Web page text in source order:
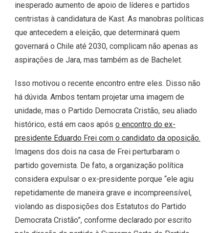
inesperado aumento de apoio de líderes e partidos
centristas à candidatura de Kast. As manobras políticas
que antecedem a eleição, que determinará quem
governará o Chile até 2030, complicam não apenas as
aspirações de Jara, mas também as de Bachelet.
Isso motivou o recente encontro entre eles. Disso não
há dúvida. Ambos tentam projetar uma imagem de
unidade, mas o Partido Democrata Cristão, seu aliado
histórico, está em caos após o encontro do ex-
presidente Eduardo Frei com o candidato da oposição.
Imagens dos dois na casa de Frei perturbaram o
partido governista. De fato, a organização política
considera expulsar o ex-presidente porque “ele agiu
repetidamente de maneira grave e incompreensível,
violando as disposições dos Estatutos do Partido
Democrata Cristão”, conforme declarado por escrito